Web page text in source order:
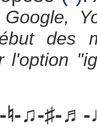
des
l'option
♮-♫-♯-